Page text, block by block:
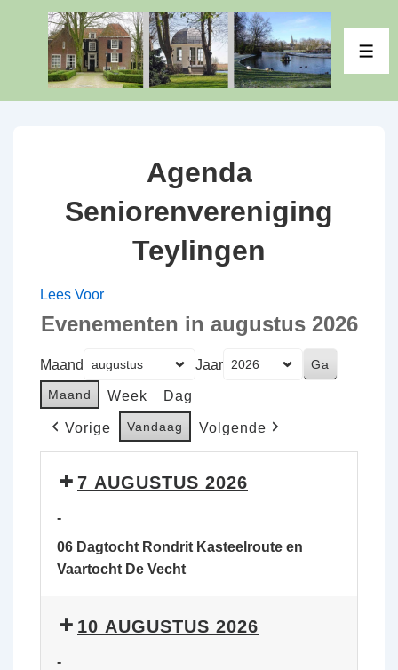
Doorgaan
hoofdinhoud
Agenda
Seniorenvereniging
Teylingen
Lees Voor
Evenementen in augustus 2026
Maand Jaar
Maand Week Dag
Vorige Vandaag Volgende
7 AUGUSTUS 2026
-
06 Dagtocht Rondrit Kasteelroute en
Vaartocht De Vecht
10 AUGUSTUS 2026
-